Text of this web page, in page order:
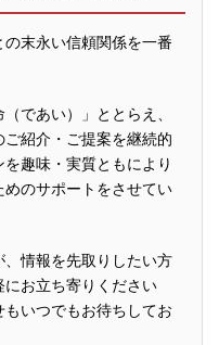
末永い信頼関係を一番
であい）」ととらえ、
紹介・ご提案を継続的
趣味・実質ともにより
のサポートをさせてい
、情報を先取りしたい方
お立ち寄りください
もいつでもお待ちしてお